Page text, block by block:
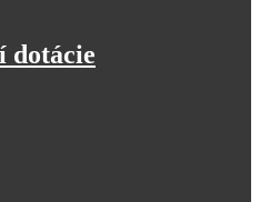
dotácie